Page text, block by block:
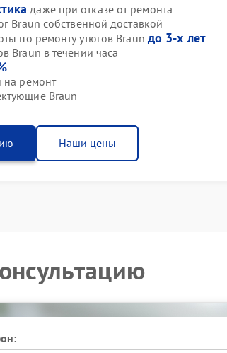
даже при отказе от ремонта
Braun собственной доставкой
по ремонту утюгов Braun до 3-х лет
Braun в течении часа
на ремонт
Braun
Наши цены